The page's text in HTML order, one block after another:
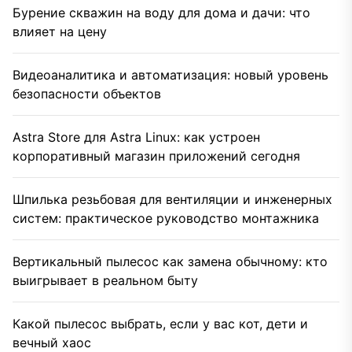
Бурение скважин на воду для дома и дачи: что
влияет на цену
Видеоаналитика и автоматизация: новый уровень
безопасности объектов
Astra Store для Astra Linux: как устроен
корпоративный магазин приложений сегодня
Шпилька резьбовая для вентиляции и инженерных
систем: практическое руководство монтажника
Вертикальный пылесос как замена обычному: кто
выигрывает в реальном быту
Какой пылесос выбрать, если у вас кот, дети и
вечный хаос